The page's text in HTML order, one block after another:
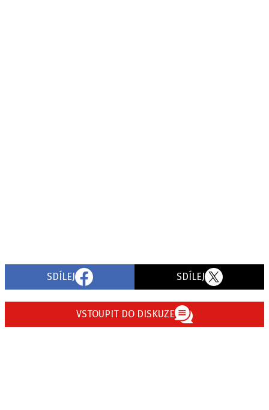
SDÍLEJ SDÍLEJ
VSTOUPIT DO DISKUZE